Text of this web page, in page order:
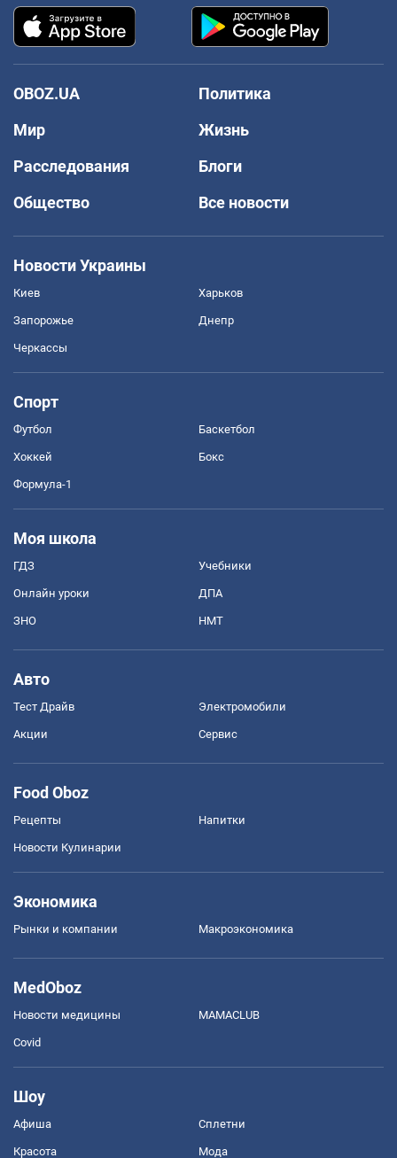
OBOZ.UA
Политика
Мир
Жизнь
Расследования
Блоги
Общество
Все новости
Новости Украины
Киев Харьков
Запорожье Днепр
Черкассы
Спорт
Футбол Баскетбол
Хоккей Бокс
Формула-1
Моя школа
ГДЗ Учебники
Онлайн уроки ДПА
ЗНО НМТ
Авто
Тест Драйв Электромобили
Акции Сервис
Food Oboz
Рецепты Напитки
Новости Кулинарии
Экономика
Рынки и компании Mакроэкономика
MedOboz
Новости медицины MAMACLUB
Covid
Шоу
Афиша Сплетни
Красота Мода